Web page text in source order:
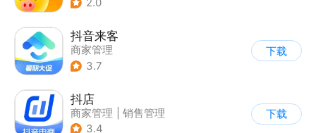
2.0
抖音来客
商家管理
3.7
下载
抖店
商家管理
销售管理
3.4
下载